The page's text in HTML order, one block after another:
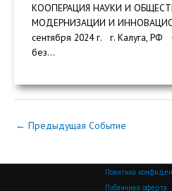
КООПЕРАЦИЯ НАУКИ И
МОДЕРНИЗАЦИИ И
сентября 2024 г. г. Калуга, РФ
без...
← Предыдущая Событие
Политика
Публичная оферта